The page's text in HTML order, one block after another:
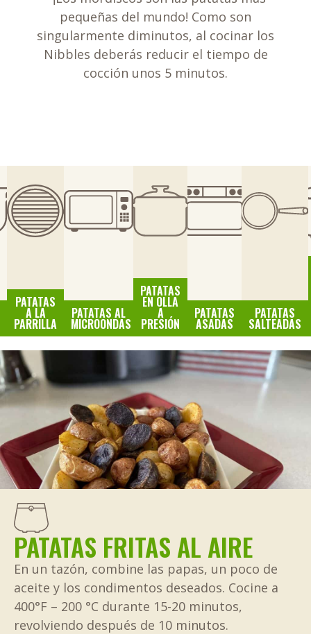
pequeñas del mundo! Como son
singularmente diminutos, al cocinar los
Nibbles deberás reducir el tiempo de
cocción unos 5 minutos.
PATATAS
A LA
PARRILLA
PATATAS AL
MICROONDAS
PATATAS
EN OLLA
A
PRESIÓN
PATATAS
ASADAS
PATATAS
SALTEADAS
PATATAS FRITAS AL AIRE
En un tazón, combine las papas, un poco de
aceite y los condimentos deseados. Cocine a
400°F – 200 °C durante 15-20 minutos,
revolviendo después de 10 minutos.